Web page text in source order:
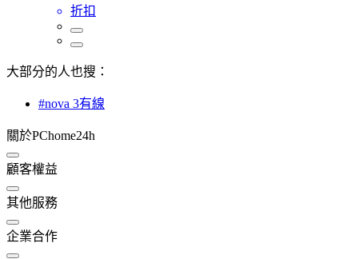
折扣
大部分的人也搜：
#nova 3有線
關於PChome24h
顧客權益
其他服務
企業合作